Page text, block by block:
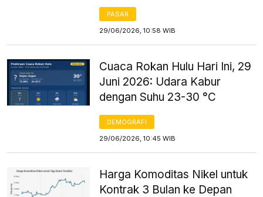
PASAR
29/06/2026, 10:58 WIB
Cuaca Rokan Hulu Hari Ini, 29
Juni 2026: Udara Kabur
dengan Suhu 23-30 °C
DEMOGRAFI
29/06/2026, 10:45 WIB
Harga Komoditas Nikel untuk
Kontrak 3 Bulan ke Depan